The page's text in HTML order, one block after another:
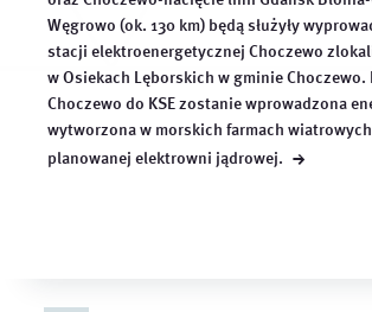
Węgrowo (ok. 130 km) będą służyły
stacji elektroenergetycznej Choczewo
w Osiekach Lęborskich w gminie Choczewo.
Choczewo do KSE zostanie wprowadzona
wytworzona w morskich farmach
planowanej elektrowni jądrowej. →